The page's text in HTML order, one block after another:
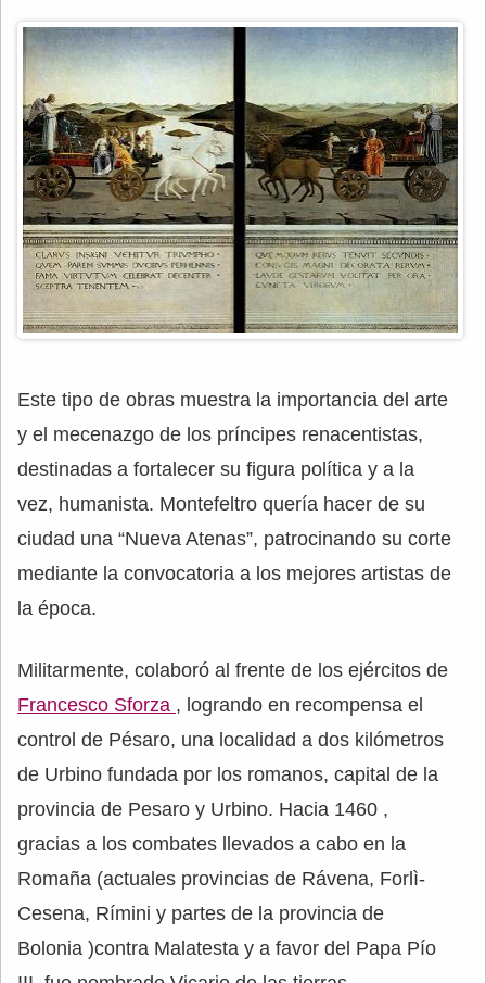
Este tipo de obras muestra la importancia del arte
y el mecenazgo de los príncipes renacentistas,
destinadas a fortalecer su figura política y a la
vez, humanista. Montefeltro quería hacer de su
ciudad una “Nueva Atenas”, patrocinando su corte
mediante la convocatoria a los mejores artistas de
la época.
Militarmente, colaboró al frente de los ejércitos de
Francesco Sforza , logrando en recompensa el
control de Pésaro, una localidad a dos kilómetros
de Urbino fundada por los romanos, capital de la
provincia de Pesaro y Urbino. Hacia 1460 ,
gracias a los combates llevados a cabo en la
Romaña (actuales provincias de Rávena, Forlì-
Cesena, Rímini y partes de la provincia de
Bolonia )contra Malatesta y a favor del Papa Pío